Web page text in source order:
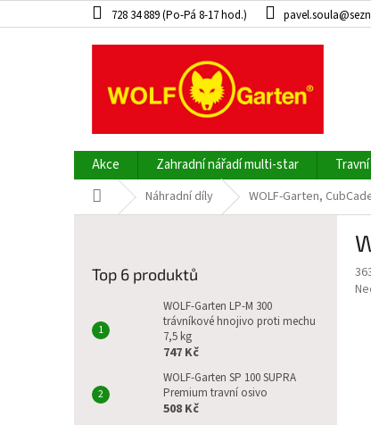
na
728 34 889 (Po-Pá 8-17 hod.)
Akce Zahradní nářadí multi-star
Domů Náhradní díly WOLF-Garten,
Top 6 produktů
WOLF-Garten LP-M 300
trávníkové hnojivo proti mechu
7,5 kg
747 Kč
WOLF-Garten SP 100 SUPRA
Premium travní osivo
508 Kč